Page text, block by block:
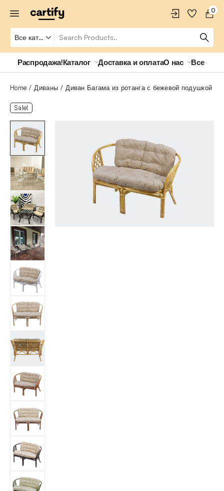
0
Распродажа!Каталог Доставка и оплатаО нас Все о
Home Диваны Диван Багама из ротанга с бежевой подушкой
Sale!